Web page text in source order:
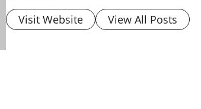
Visit Website View All Posts